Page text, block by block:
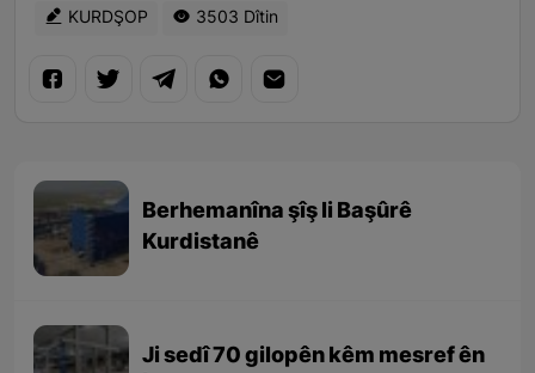
KURDŞOP 3503 Dîtin
Berhemanîna şîş li Başûrê
Kurdistanê
Ji sedî 70 gilopên kêm mesref ên